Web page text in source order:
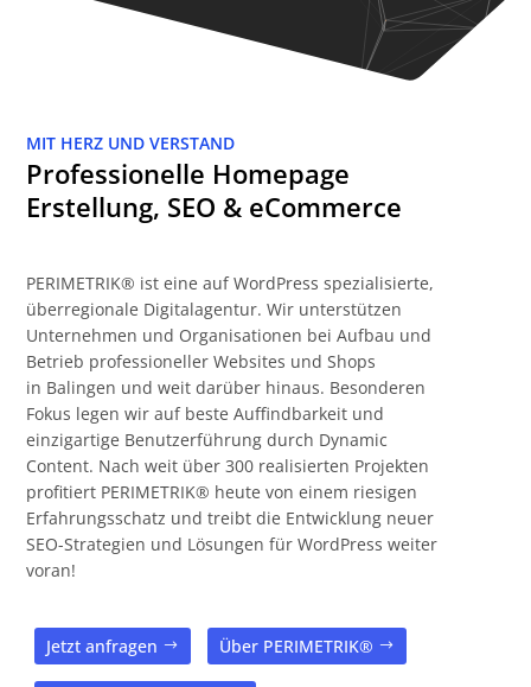
MIT HERZ UND VERSTAND
Professionelle Homepage
Erstellung, SEO & eCommerce
PERIMETRIK® ist eine auf WordPress spezialisierte,
überregionale Digitalagentur. Wir unterstützen
Unternehmen und Organisationen bei Aufbau und
Betrieb professioneller Websites und Shops
in Balingen und weit darüber hinaus. Besonderen
Fokus legen wir auf beste Auffindbarkeit und
einzigartige Benutzerführung durch Dynamic
Content. Nach weit über 300 realisierten Projekten
profitiert PERIMETRIK® heute von einem riesigen
Erfahrungsschatz und treibt die Entwicklung neuer
SEO-Strategien und Lösungen für WordPress weiter
voran!
Jetzt anfragen Über PERIMETRIK®